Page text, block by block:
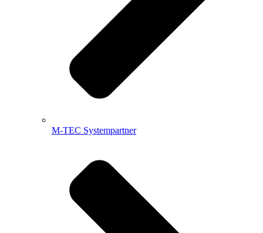
M-TEC Systempartner